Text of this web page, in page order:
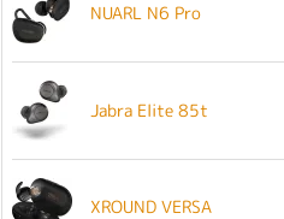
NUARL N6 Pro
Jabra Elite 85t
XROUND VERSA